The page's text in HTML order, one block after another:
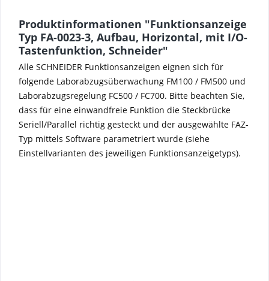
Produktinformationen "Funktionsanzeige
Typ FA-0023-3, Aufbau, Horizontal, mit I/O-
Tastenfunktion, Schneider"
Alle SCHNEIDER Funktionsanzeigen eignen sich für
folgende Laborabzugsüberwachung FM100 / FM500 und
Laborabzugsregelung FC500 / FC700. Bitte beachten Sie,
dass für eine einwandfreie Funktion die Steckbrücke
Seriell/Parallel richtig gesteckt und der ausgewählte FAZ-
Typ mittels Software parametriert wurde (siehe
Einstellvarianten des jeweiligen Funktionsanzeigetyps).